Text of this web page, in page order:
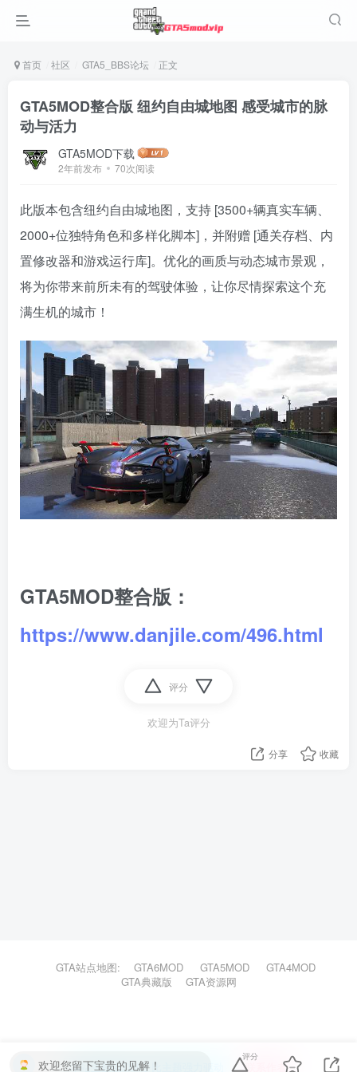
首页 社区 GTA5_BBS论坛 正文
GTA5MOD整合版 纽约自由城地图 感受城市的脉
动与活力
GTA5MOD下载
2年前发布 70次阅读
此版本包含纽约自由城地图，支持 [3500+辆真实车辆、
2000+位独特角色和多样化脚本]，并附赠 [通关存档、内
置修改器和游戏运行库]。优化的画质与动态城市景观，
将为你带来前所未有的驾驶体验，让你尽情探索这个充
满生机的城市！
GTA5MOD整合版：
https://www.danjile.com/496.html
评分
欢迎为Ta评分
分享 收藏
GTA站点地图: GTA6MOD GTA5MOD
GTA4MOD
GTA典藏版
GTA资源网
欢迎您留下宝贵的见解！
评分
本站主题由Zibll子比主题强力驱动 联系作者